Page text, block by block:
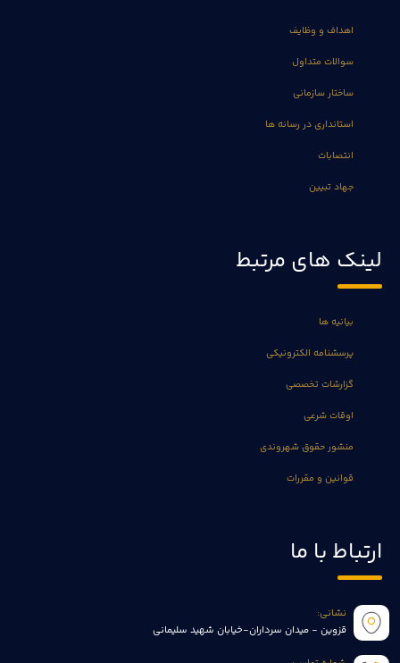
اهداف و وظایف
سوالات متداول
ساختار سازمانی
استانداری در رسانه ها
انتصابات
جهاد تبیین
لینک های مرتبط
بیانیه ها
پرسشنامه الکترونیکی
گزارشات تخصصی
اوقات شرعی
منشور حقوق شهروندی
قوانین و مقررات
ارتباط با ما
نشانی:
قزوین - میدان سرداران-خیابان شهید سلیمانی